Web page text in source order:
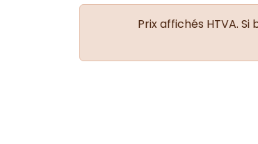
Prix affichés HTVA.